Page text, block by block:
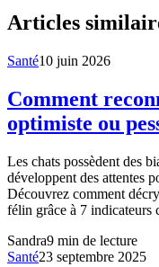
Articles
Santé10 juin 2026
Comment
optimiste ou
Les chats possèdent des
développent des attentes
Découvrez comment
félin grâce à 7 indicateurs
Sandra9 min de lecture
Santé23 septembre 2025